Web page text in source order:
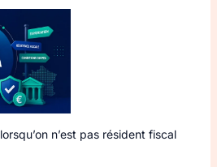
n’est pas résident fiscal